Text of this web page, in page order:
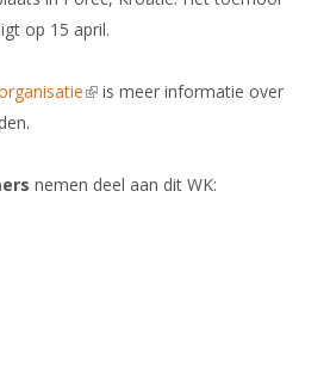
op 15 april.
(link is external)
is meer informatie over
nemen deel aan dit WK: